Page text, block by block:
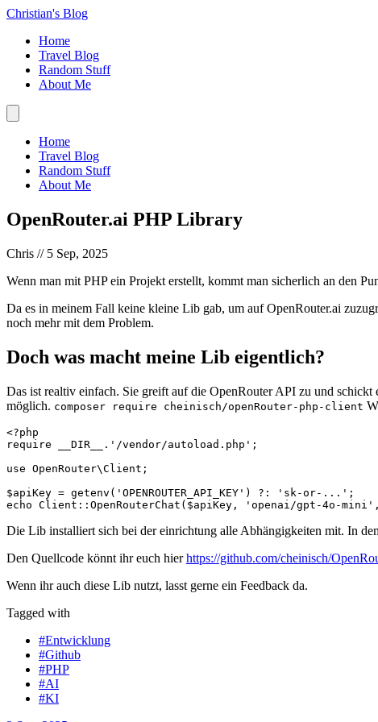
Christian's Blog
Home
Travel Blog
Random Stuff
About Me
Home
Travel Blog
Random Stuff
About Me
OpenRouter.ai PHP Library
Chris // 5 Sep, 2025
Wenn man mit PHP ein Projekt erstellt, kommt man sicherlich an den
Da es in meinem Fall keine kleine Lib gab, um auf OpenRouter.ai
noch mehr mit dem Problem.
Doch was macht meine Lib eigentlich?
Das ist realtiv einfach. Sie greift auf die OpenRouter API zu und
möglich. composer require cheinisch/openRouter-php-client
<?php
require __DIR__.'/vendor/autoload.php';
use OpenRouter\Client;
$apiKey = getenv('OPENROUTER_API_KEY') ?: 'sk-or-...';
echo Client::OpenRouterChat($apiKey, 'openai/gpt-4o-
Die Lib installiert sich bei der einrichtung alle Abhängigkeiten mit. In
Den Quellcode könnt ihr euch hierhttps://github.com/cheinisch/
Wenn ihr auch diese Lib nutzt, lasst gerne ein Feedback da.
Tagged with
#Entwicklung
#Github
#PHP
#AI
#KI